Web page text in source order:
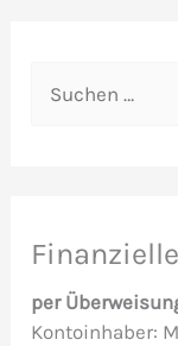
e
n
per
Kontoinhaber: